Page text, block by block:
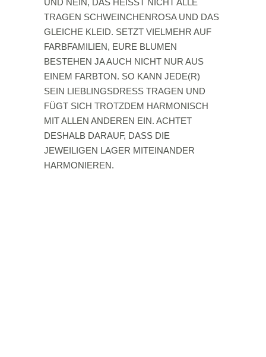
UND NEIN, DAS HEISST NICHT ALLE
TRAGEN SCHWEINCHENROSA UND DAS
GLEICHE KLEID. SETZT VIELMEHR AUF
FARBFAMILIEN, EURE BLUMEN
BESTEHEN JA AUCH NICHT NUR AUS
EINEM FARBTON. SO KANN JEDE(R)
SEIN LIEBLINGSDRESS TRAGEN UND
FÜGT SICH TROTZDEM HARMONISCH
MIT ALLEN ANDEREN EIN. ACHTET
DESHALB DARAUF, DASS DIE
JEWEILIGEN LAGER MITEINANDER
HARMONIEREN.